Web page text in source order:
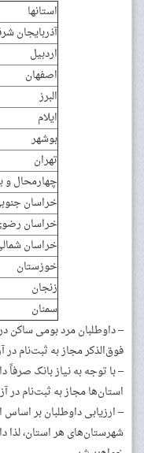
استانها
آذربایجان
اردبیل
اصفهان
البرز
ایلام
بوشهر
تهران
چهارمحال و
خراسان
خراسان
خراسان
خوزستان
زنجان
سمنان
– داوطلبان مرد بومی ساکن
فوق‌الذکر مجاز به ثبت‌نام
– با توجه به نیاز بانک
استان‌ها مجاز به ثبت‌نام در
– ارزیابی داوطلبان بر
شهرستان‌های هر استان، لذا